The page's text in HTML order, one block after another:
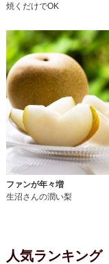
焼くだけでOK
ファンが年々増
生沼さんの潤い梨
人気ランキング